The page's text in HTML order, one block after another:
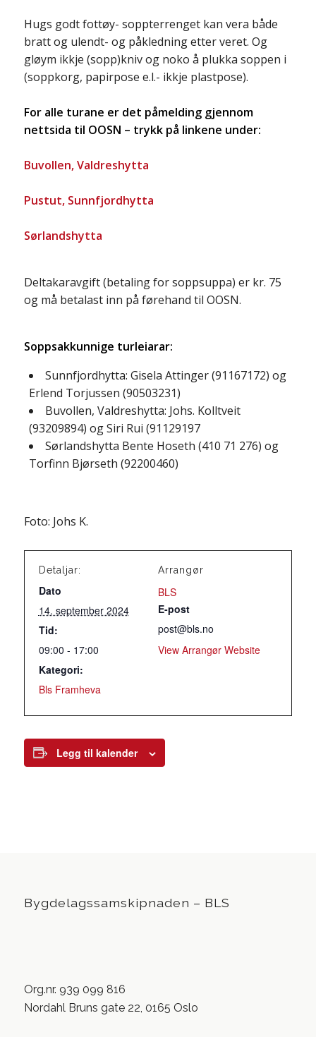
Hugs godt fottøy- soppterrenget kan vera både
bratt og ulendt- og påkledning etter veret. Og
gløym ikkje (sopp)kniv og noko å plukka soppen i
(soppkorg, papirpose e.l.- ikkje plastpose).
For alle turane er det påmelding gjennom
nettsida til OOSN – trykk på linkene under:
Buvollen, Valdreshytta
Pustut, Sunnfjordhytta
Sørlandshytta
Deltakaravgift (betaling for soppsuppa) er kr. 75
og må betalast inn på førehand til OOSN.
Soppsakkunnige turleiarar:
Sunnfjordhytta: Gisela Attinger (91167172) og
Erlend Torjussen (90503231)
Buvollen, Valdreshytta: Johs. Kolltveit
(93209894) og Siri Rui (91129197
Sørlandshytta Bente Hoseth (410 71 276) og
Torfinn Bjørseth (92200460)
Foto: Johs K.
Detaljar:
Dato
14. september 2024
Tid:
09:00 - 17:00
Kategori:
Bls Framheva
Arrangør
BLS
E-post
post@bls.no
View Arrangør Website
Legg til kalender
Bygdelagssamskipnaden – BLS
Org.nr. 939 099 816
Nordahl Bruns gate 22, 0165 Oslo